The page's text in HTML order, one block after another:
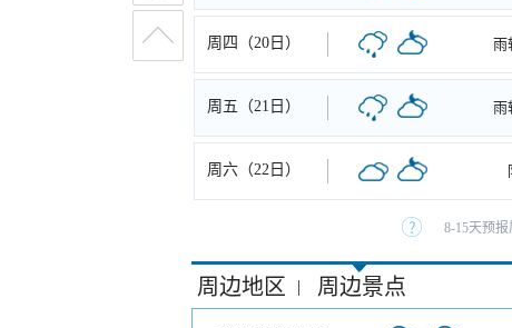
周四（20日） 雨
周五（21日） 雨
周六（22日）
8-15天预
周边地区 | 周边景点